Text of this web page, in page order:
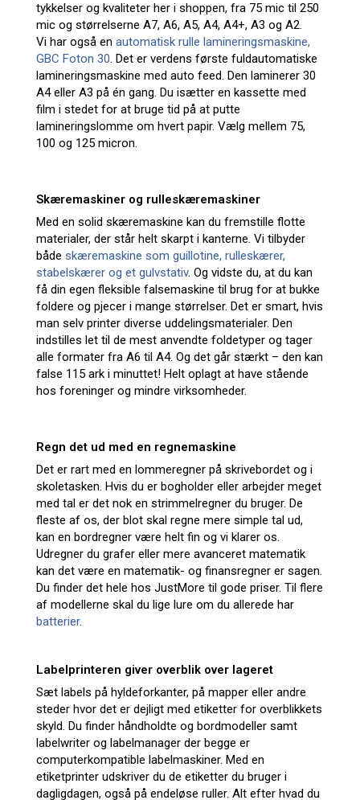
tykkelser og kvaliteter her i shoppen, fra 75 mic til 250
mic og størrelserne A7, A6, A5, A4, A4+, A3 og A2.
Vi har også en automatisk rulle lamineringsmaskine,
GBC Foton 30. Det er verdens første fuldautomatiske
lamineringsmaskine med auto feed. Den laminerer 30
A4 eller A3 på én gang. Du isætter en kassette med
film i stedet for at bruge tid på at putte
lamineringslomme om hvert papir. Vælg mellem 75,
100 og 125 micron.
Skæremaskiner og rulleskæremaskiner
Med en solid skæremaskine kan du fremstille flotte
materialer, der står helt skarpt i kanterne. Vi tilbyder
både skæremaskine som guillotine, rulleskærer,
stabelskærer og et gulvstativ. Og vidste du, at du kan
få din egen fleksible falsemaskine til brug for at bukke
foldere og pjecer i mange størrelser. Det er smart, hvis
man selv printer diverse uddelingsmaterialer. Den
indstilles let til de mest anvendte foldetyper og tager
alle formater fra A6 til A4. Og det går stærkt – den kan
false 115 ark i minuttet! Helt oplagt at have stående
hos foreninger og mindre virksomheder.
Regn det ud med en regnemaskine
Det er rart med en lommeregner på skrivebordet og i
skoletasken. Hvis du er bogholder eller arbejder meget
med tal er det nok en strimmelregner du bruger. De
fleste af os, der blot skal regne mere simple tal ud,
kan en bordregner være helt fin og vi klarer os.
Udregner du grafer eller mere avanceret matematik
kan det være en matematik- og finansregner er sagen.
Du finder det hele hos JustMore til gode priser. Til flere
af modellerne skal du lige lure om du allerede har
batterier.
Labelprinteren giver overblik over lageret
Sæt labels på hyldeforkanter, på mapper eller andre
steder hvor det er dejligt med etiketter for overblikkets
skyld. Du finder håndholdte og bordmodeller samt
labelwriter og labelmanager der begge er
computerkompatible labelmaskiner. Med en
etiketprinter udskriver du de etiketter du bruger i
dagligdagen, også på endeløse ruller. Alt efter hvad du